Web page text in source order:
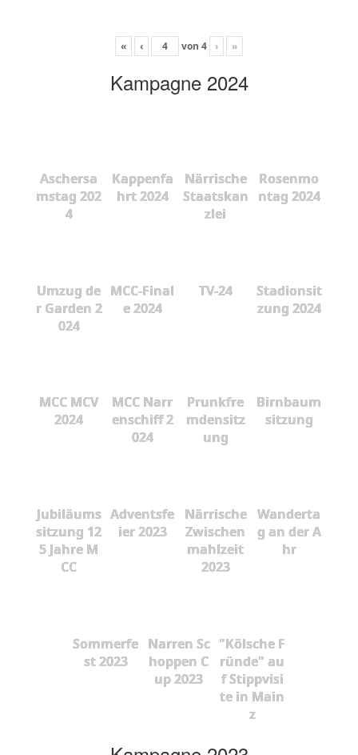
« ‹ von 4 › »
Kampagne 2024
Aschersa
mstag 202
4
Kappenfa
hrt 2024
Närrische
Staatskan
zlei
Rosenmo
ntag 2024
Umzug de
r Garden 2
024
MCC-Final
e 2024
TV-24
Stadionsit
zung 2024
MCC MCV
2024
MCC Narr
enschiff 2
024
Prunkfre
mdensitz
ung
Birnbaum
sitzung
Jubiläums
sitzung 12
5 Jahre M
CC
Adventsfe
ier 2023
Närrische
Zwischen
mahlzeit
2023
Wanderta
g an der A
hr
Sommerfe
st 2023
Narren Sc
hoppen C
up 2023
"Kölsche F
ründe" au
f Stippvisi
te in Main
z